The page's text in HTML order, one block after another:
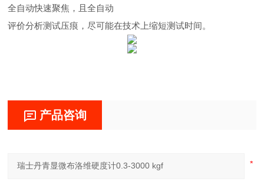
全自动快速聚焦，且全自动
评价分析测试压痕，尽可能在技术上缩短测试时间。
产品咨询